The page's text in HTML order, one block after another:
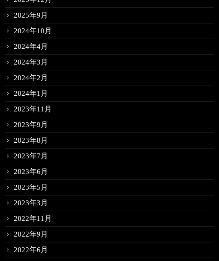
2025年9月
2024年10月
2024年4月
2024年3月
2024年2月
2024年1月
2023年11月
2023年9月
2023年8月
2023年7月
2023年6月
2023年5月
2023年3月
2022年11月
2022年9月
2022年6月